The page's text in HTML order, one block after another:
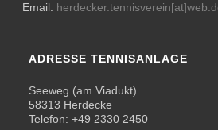
Email:
ADRESSE TENNISANLAGE
Seeweg (am Viadukt)
58313 Herdecke
Telefon: +49 2330 2450